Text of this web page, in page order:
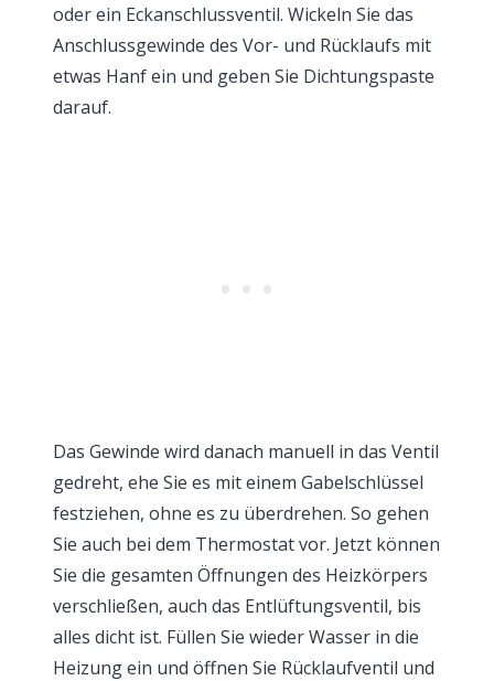
oder ein Eckanschlussventil. Wickeln Sie das
Anschlussgewinde des Vor- und Rücklaufs mit
etwas Hanf ein und geben Sie Dichtungspaste
darauf.
Das Gewinde wird danach manuell in das Ventil
gedreht, ehe Sie es mit einem Gabelschlüssel
festziehen, ohne es zu überdrehen. So gehen
Sie auch bei dem Thermostat vor. Jetzt können
Sie die gesamten Öffnungen des Heizkörpers
verschließen, auch das Entlüftungsventil, bis
alles dicht ist. Füllen Sie wieder Wasser in die
Heizung ein und öffnen Sie Rücklaufventil und